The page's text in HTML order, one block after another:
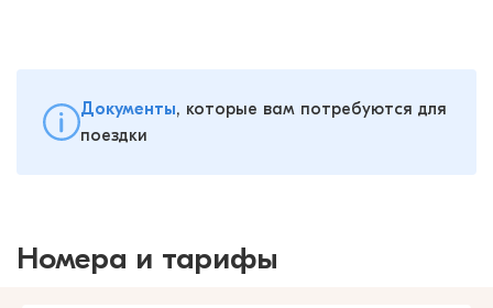
Документы, которые вам потребуются для
поездки
Номера и тарифы